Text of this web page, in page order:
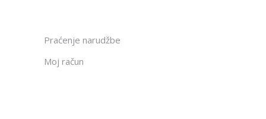
Praćenje narudžbe
Moj račun